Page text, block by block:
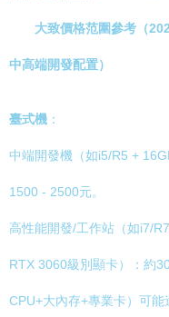
大致價格范圍參考（
中高端開發配置）
臺式機 ：
中端開發機（如i5/R5 +
1500 - 2500元。
高性能開發/工作站（如i7/
RTX 3060級別顯卡）：約
CPU+大內存+專業卡）可能